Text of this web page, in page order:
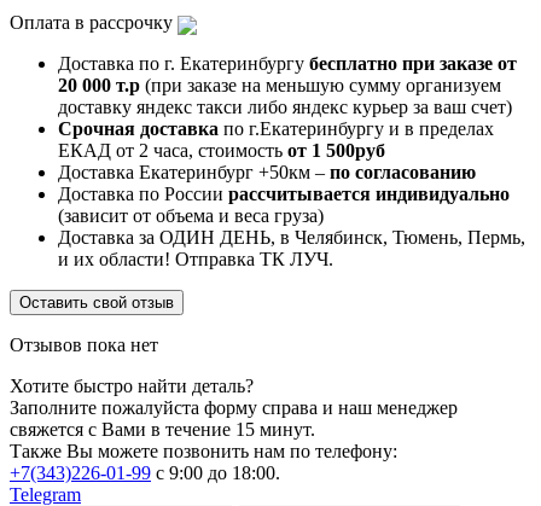
Оплата в рассрочку
Доставка по г. Екатеринбургу бесплатно при заказе от
20 000 т.р (при заказе на меньшую сумму организуем
доставку яндекс такси либо яндекс курьер за ваш счет)
Срочная доставка по г.Екатеринбургу и в пределах
ЕКАД от 2 часа, стоимость от 1 500руб
Доставка Екатеринбург +50км – по согласованию
Доставка по России рассчитывается индивидуально
(зависит от объема и веса груза)
Доставка за ОДИН ДЕНЬ, в Челябинск, Тюмень, Пермь,
и их области! Отправка ТК ЛУЧ.
Оставить свой отзыв
Отзывов пока нет
Хотите быстро найти деталь?
Заполните пожалуйста форму справа и наш менеджер
свяжется с Вами в течение 15 минут.
Также Вы можете позвонить нам по телефону:
+7(343)226-01-99 с 9:00 до 18:00.
Telegram